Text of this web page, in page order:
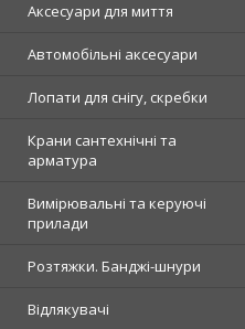
Аксесуари для миття
Автомобільні аксесуари
Лопати для снігу, скребки
Крани сантехнічні та
арматура
Вимірювальні та керуючі
прилади
Розтяжки. Банджі-шнури
Відлякувачі